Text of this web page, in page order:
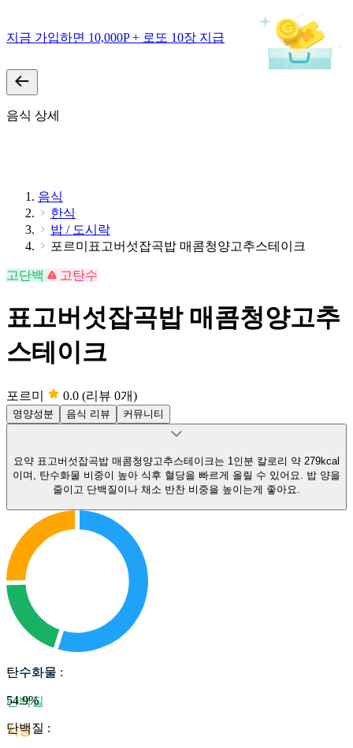
지금 가입하면 10,000P + 로또 10장 지급
음식 상세
음식
한식
밥 / 도시락
포르미표고버섯잡곡밥 매콤청양고추스테이크
고단백 고탄수
표고버섯잡곡밥 매콤청양고추
스테이크
포르미 0.0 (리뷰 0개)
영양성분 음식 리뷰 커뮤니티
요약 표고버섯잡곡밥 매콤청양고추스테이크는 1인분 칼로리 약 279kcal
이며, 탄수화물 비중이 높아 식후 혈당을 빠르게 올릴 수 있어요. 밥 양을
줄이고 단백질이나 채소 반찬 비중을 높이는게 좋아요.
탄수화물
단백질
지방
탄수화물 :
54.9%
단백질 :